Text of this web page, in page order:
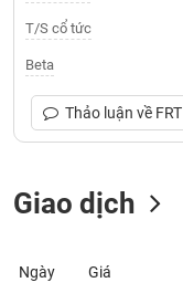
Trạng
thái
phiếu
thị
trường
yết
T/S cổ tức
Beta
Thảo luận về FRT
Giao dịch
Ngày Giá
NGÀNH
NGHIỆP
CỔ